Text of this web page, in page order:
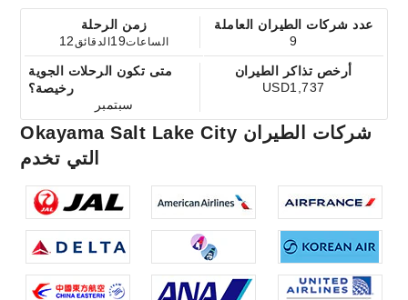
زمن الرحلة
12
الساعات19 الدقائق
عدد شركات الطيران العاملة
9
متى تكون الرحلات الجوية
رخيصة؟
سبتمبر
أرخص تذاكر الطيران
USD1,737
Okayama Salt Lake City شركات الطيران
التي تخدم